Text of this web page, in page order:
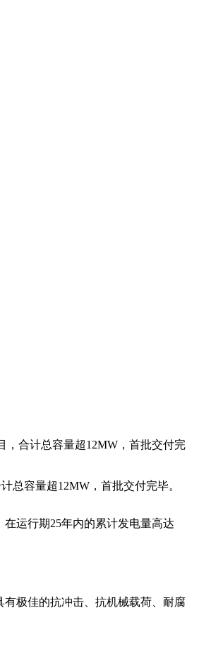
合计总容量超12MW，首批交付完
容量超12MW，首批交付完毕。
运行期25年内的累计发电量高达
极佳的抗冲击、抗机械载荷、耐腐